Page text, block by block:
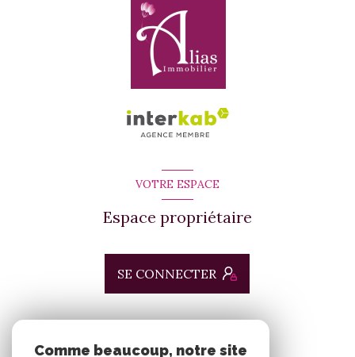
VOTRE ESPACE
Espace propriétaire
SE CONNECTER
Comme beaucoup, notre site